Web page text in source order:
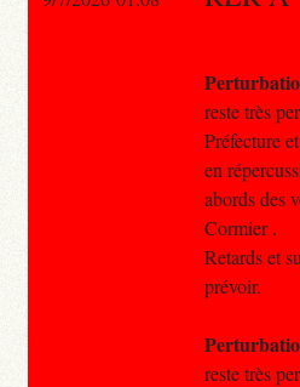
reste très
Préfecture
en
abords des
Cormier .
Retards et
prévoir.
reste très